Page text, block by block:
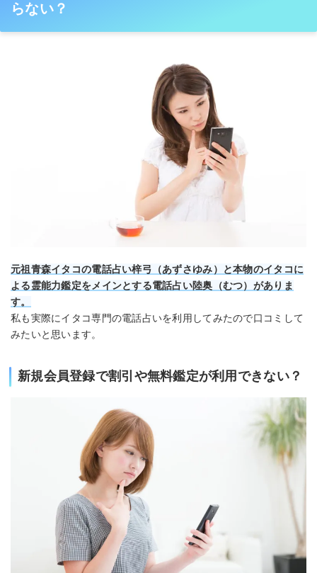
らない？
元祖青森イタコの電話占い梓弓（あずさゆみ）と本物のイタコに
よる霊能力鑑定をメインとする電話占い陸奥（むつ）がありま
す。
私も実際にイタコ専門の電話占いを利用してみたので口コミして
みたいと思います。
新規会員登録で割引や無料鑑定が利用できない？